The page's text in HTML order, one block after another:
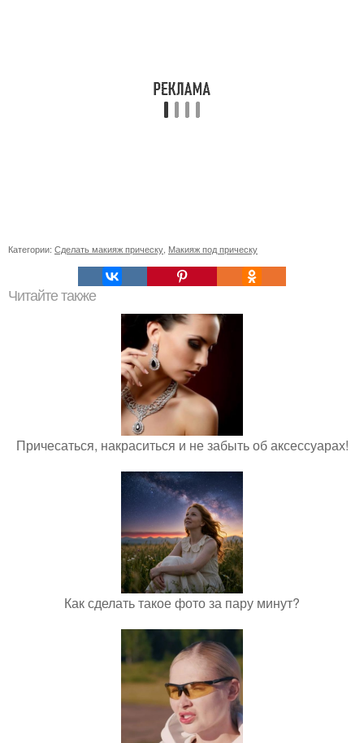
Категории: Сделать макияж прическу, Макияж под прическу
Читайте также
Причесаться, накраситься и не забыть об аксессуарах!
Как сделать такое фото за пару минут?